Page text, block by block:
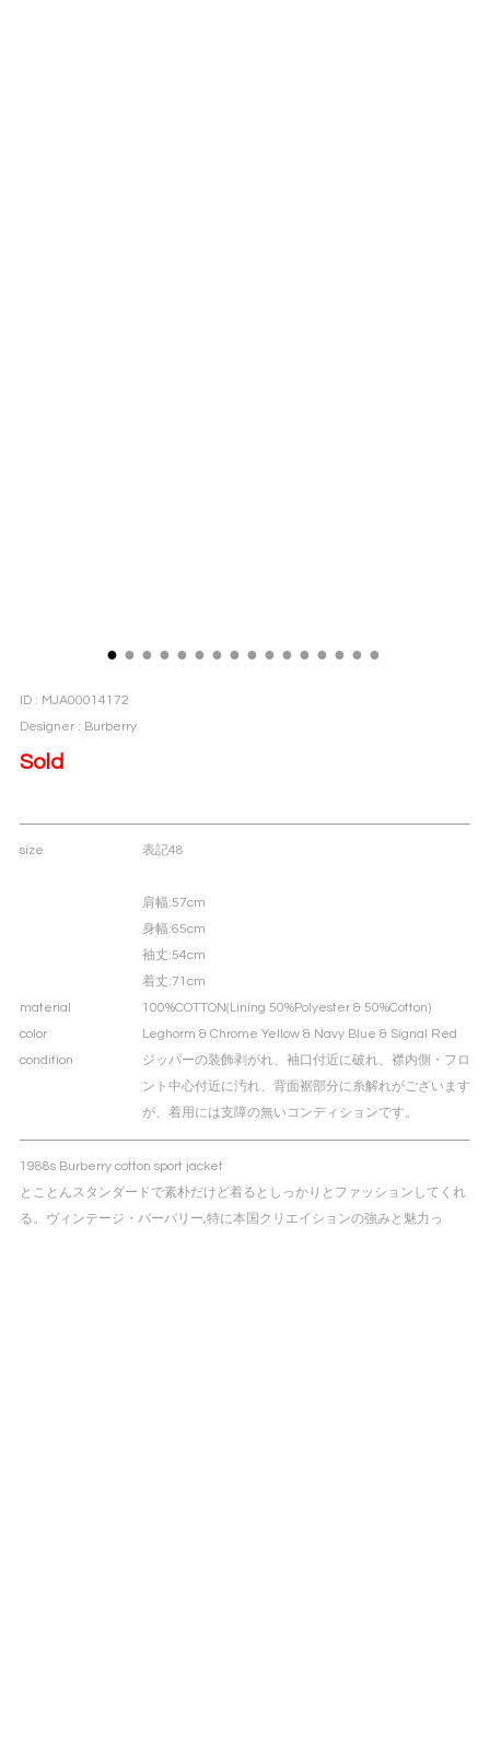
● ● ● ● ● ● ● ● ● ● ● ● ● ● ● ●
ID : MJA00014172
Designer : Burberry
Sold
size 表記48
肩幅:57cm
身幅:65cm
袖丈:54cm
着丈:71cm
material
100%COTTON(Lining 50%Polyester & 50%Cotton)
color
Leghorm & Chrome Yellow & Navy Blue & Signal Red
condition
ジッパーの装飾剥がれ、袖口付近に破れ、襟内側・フロ
ント中心付近に汚れ、背面裾部分に糸解れがございます
が、着用には支障の無いコンディションです。
1988s Burberry cotton sport jacket
とことんスタンダードで素朴だけど着るとしっかりとファッションしてくれ
る。ヴィンテージ・バーバリー,特に本国クリエイションの強みと魅力っ